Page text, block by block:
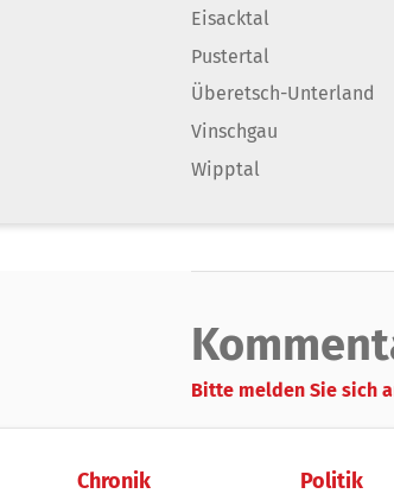
Eisacktal
Pustertal
Überetsch-Unterland
Vinschgau
Wipptal
Bitte melden Sie sich
Chronik Politik